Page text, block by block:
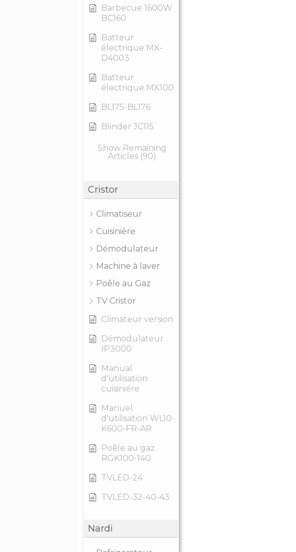
Barbecue 1600W
BC160
Batteur
électrique MX-
D4003
Batteur
électrique MX100
BL175-BL176
Blinder JC115
Show Remaining
Articles (90)
Cristor
Climatiseur
Cuisinière
Démodulateur
Machine à laver
Poêle au Gaz
TV Cristor
Climateur version
Démodulateur
IP3000
Manual
d'utilisation
cuisiniére
Manuel
d'utilisation WL10-
K600-FR-AR
Poêle au gaz
RGK100-140
TVLED-24
TVLED-32-40-43
Nardi